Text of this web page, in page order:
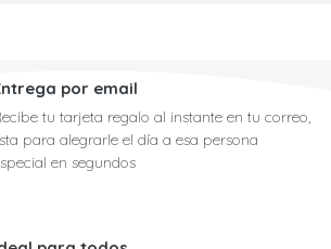
por email
tu tarjeta regalo al instante en tu correo,
para alegrarle el día a esa persona
en segundos